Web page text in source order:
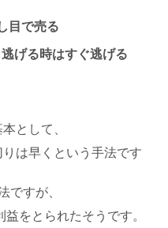
目で売る
げる時はすぐ逃げる
として、
は早くという手法です
ですが、
をとられたそうです。